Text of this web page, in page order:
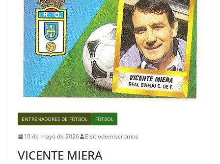
ENTRENADORES DE FÚTBOL FÚTBOL
10 de mayo de 2026 Elsitiodemiscromos
VICENTE MIERA